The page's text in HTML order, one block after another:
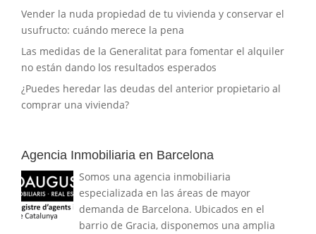
Vender la nuda propiedad de tu vivienda y conservar el
usufructo: cuándo merece la pena
Las medidas de la Generalitat para fomentar el alquiler
no están dando los resultados esperados
¿Puedes heredar las deudas del anterior propietario al
comprar una vivienda?
Agencia Inmobiliaria en Barcelona
Somos una agencia inmobiliaria
especializada en las áreas de mayor
demanda de Barcelona. Ubicados en el
barrio de Gracia, disponemos una amplia